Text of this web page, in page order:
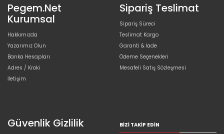
Pegem.Net
Kurumsal
Hakkımızda
Yazarımız Olun
Banka Hesapları
Adres / Kroki
İletişim
Sipariş Teslimat
Sipariş Süreci
Teslimat Kargo
Garanti & İade
Ödeme Seçenekleri
Mesafeli Satış Sözleşmesi
Güvenlik Gizlilik BIZI TAKIP EDIN